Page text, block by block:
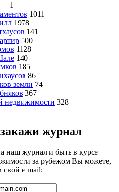
1
1011
1978
141
500
1128
140
185
86
земли 74
367
недвижимости 328
журнал
наш журнал и быть в курсе
за рубежом Вы можете,
свой e-mail: